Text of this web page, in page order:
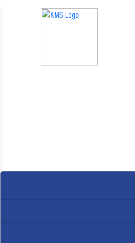
Panneau de gestion des cookies